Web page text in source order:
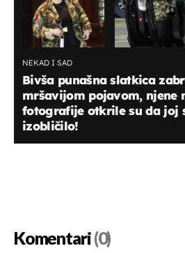
NEKAD I SAD
Bivša punašna slatkica
mršavijom pojavom, njene
fotografije otkrile su da joj
izobličilo!
Komentari(0)